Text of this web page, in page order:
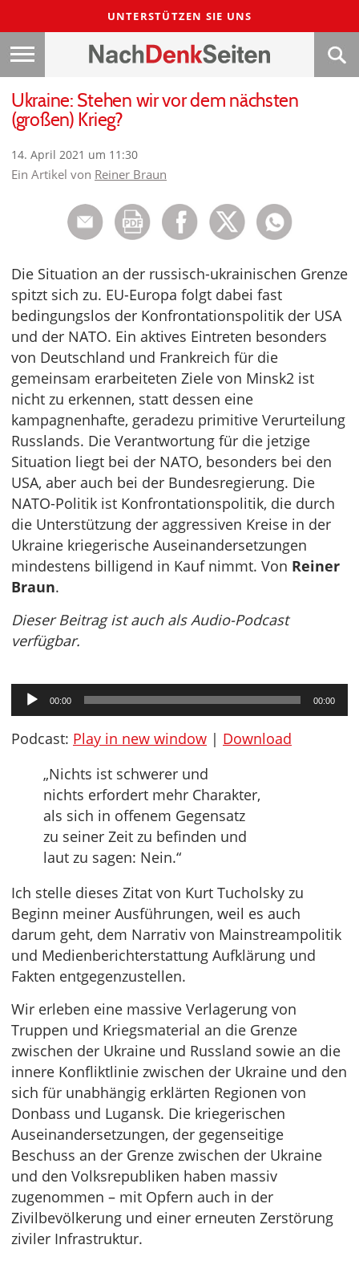
UNTERSTÜTZEN SIE UNS
Ukraine: Stehen wir vor dem nächsten
(großen) Krieg?
14. April 2021 um 11:30
Ein Artikel von Reiner Braun
Die Situation an der russisch-ukrainischen Grenze
spitzt sich zu. EU-Europa folgt dabei fast
bedingungslos der Konfrontationspolitik der USA
und der NATO. Ein aktives Eintreten besonders
von Deutschland und Frankreich für die
gemeinsam erarbeiteten Ziele von Minsk2 ist
nicht zu erkennen, statt dessen eine
kampagnenhafte, geradezu primitive Verurteilung
Russlands. Die Verantwortung für die jetzige
Situation liegt bei der NATO, besonders bei den
USA, aber auch bei der Bundesregierung. Die
NATO-Politik ist Konfrontationspolitik, die durch
die Unterstützung der aggressiven Kreise in der
Ukraine kriegerische Auseinandersetzungen
mindestens billigend in Kauf nimmt. Von Reiner
Braun.
Dieser Beitrag ist auch als Audio-Podcast
verfügbar.
Audio-
Player
00:00 00:00
Podcast: Play in new window | Download
„Nichts ist schwerer und
nichts erfordert mehr Charakter,
als sich in offenem Gegensatz
zu seiner Zeit zu befinden und
laut zu sagen: Nein.“
Ich stelle dieses Zitat von Kurt Tucholsky zu
Beginn meiner Ausführungen, weil es auch
darum geht, dem Narrativ von Mainstreampolitik
und Medienberichterstattung Aufklärung und
Fakten entgegenzustellen.
Wir erleben eine massive Verlagerung von
Truppen und Kriegsmaterial an die Grenze
zwischen der Ukraine und Russland sowie an die
innere Konfliktlinie zwischen der Ukraine und den
sich für unabhängig erklärten Regionen von
Donbass und Lugansk. Die kriegerischen
Auseinandersetzungen, der gegenseitige
Beschuss an der Grenze zwischen der Ukraine
und den Volksrepubliken haben massiv
zugenommen – mit Opfern auch in der
Zivilbevölkerung und einer erneuten Zerstörung
ziviler Infrastruktur.